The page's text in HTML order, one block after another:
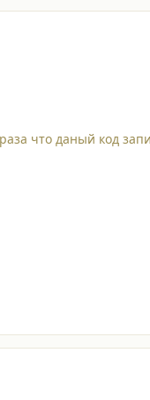
что даный код